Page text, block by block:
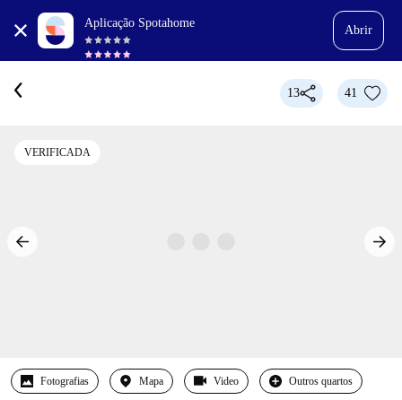
Aplicação Spotahome
Abrir
13 41
VERIFICADA
Fotografias Mapa Video Outros quartos